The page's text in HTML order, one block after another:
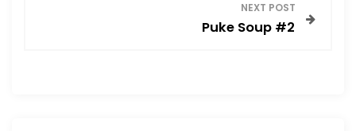
NEXT POST
Puke Soup #2